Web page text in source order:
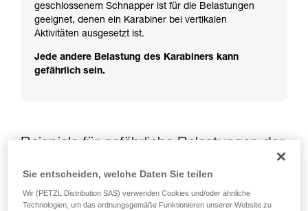
einem Profi, ob Sie in der Lage sind, den
Vorgang alleine sicher zu wiederholen, bevor
Sie ihn eigenständig durchführen.
verbundenen Techniken. Möglicherweise gibt es
noch andere Techniken, die hier nicht
geschlossenem Schnapper ist für die Belastungen
geeignet, denen ein Karabiner bei vertikalen
Aktivitäten ausgesetzt ist.
Jede andere Belastung des Karabiners kann
gefährlich sein.
Beispiele für gefährliche Belastungen der
Sie entscheiden, welche Daten Sie teilen
Wir (PETZL Distribution SAS) verwenden Cookies und/oder ähnliche
Technologien, um das ordnungsgemäße Funktionieren unserer Website zu